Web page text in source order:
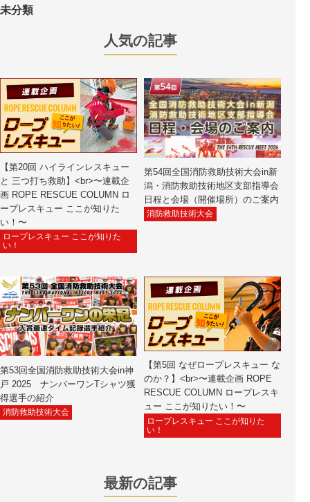
未分類
人気の記事
【第20回 ハイラインレスキュー
と 三つ打ち救助】<br>〜連載企
画 ROPE RESCUE COLUMN ロ
ープレスキュー ここが知りた
い！〜
ロープレスキュー ここが知りた
い！
第54回全国消防救助技術大会in新
潟・消防救助技術地区支部指導会
日程と会場（開催場所）のご案内
消防救助技術大会
第53回全国消防救助技術大会in神
戸 2025 ナンバーワンTシャツ獲
得選手の紹介
消防救助技術大会
【第5回 なぜロープレスキュー な
のか？】<br>〜連載企画 ROPE
RESCUE COLUMN ロープレスキ
ュー ここが知りたい！〜
ロープレスキュー ここが知りた
い！
最新の記事